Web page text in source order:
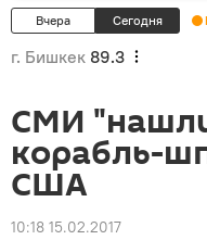
Вчера Сегодня
г. Бишкек 89.3
СМИ
корабль-
США
10:18 15.02.2017